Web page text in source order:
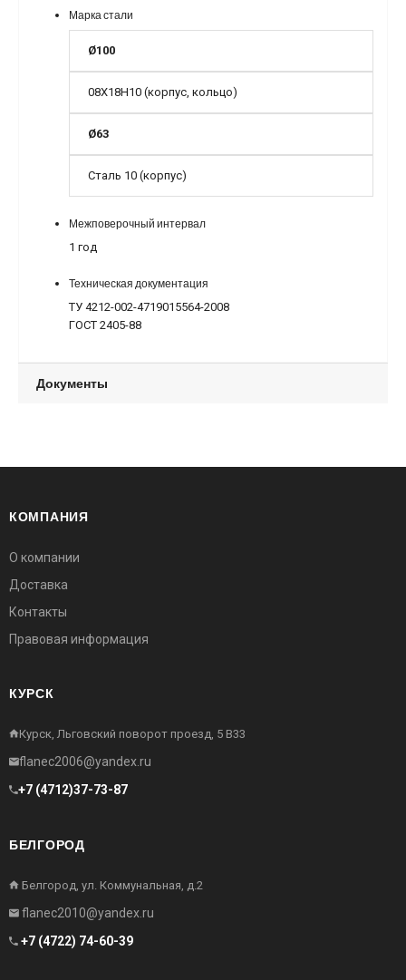
Марка стали
Ø100
08Х18Н10 (корпус, кольцо)
Ø63
Сталь 10 (корпус)
Межповерочный интервал
1 год
Техническая документация
ТУ 4212-002-4719015564-2008
ГОСТ 2405-88
Документы
КОМПАНИЯ
О компании
Доставка
Контакты
Правовая информация
КУРСК
Курск, Льговский поворот проезд, 5 В33
flanec2006@yandex.ru
+7 (4712)37-73-87
БЕЛГОРОД
Белгород, ул. Коммунальная, д.2
flanec2010@yandex.ru
+7 (4722) 74-60-39